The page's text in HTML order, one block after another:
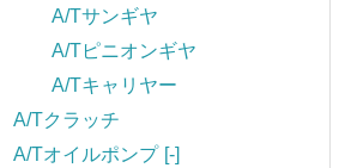
A/Tサンギヤ
A/Tピニオンギヤ
A/Tキャリヤー
A/Tクラッチ
A/Tオイルポンプ [-]